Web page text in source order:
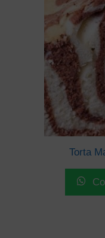
Torta